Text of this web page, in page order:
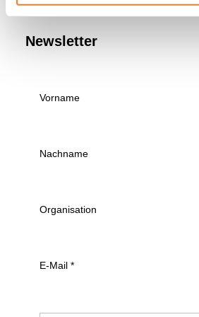
Newsletter
Vorname
Nachname
Organisation
E-Mail *